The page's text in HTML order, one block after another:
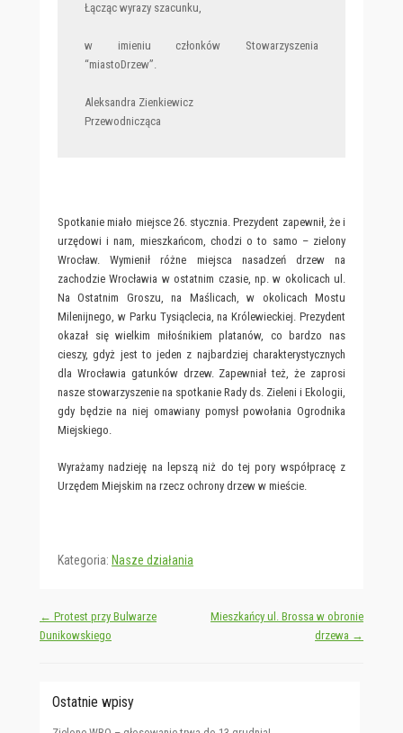
Łącząc wyrazy szacunku,
w imieniu członków Stowarzyszenia
“miastoDrzew”.
Aleksandra Zienkiewicz
Przewodnicząca
Spotkanie miało miejsce 26. stycznia. Prezydent zapewnił, że i
urzędowi i nam, mieszkańcom, chodzi o to samo – zielony
Wrocław. Wymienił różne miejsca nasadzeń drzew na
zachodzie Wrocławia w ostatnim czasie, np. w okolicach ul.
Na Ostatnim Groszu, na Maślicach, w okolicach Mostu
Milenijnego, w Parku Tysiąclecia, na Królewieckiej. Prezydent
okazał się wielkim miłośnikiem platanów, co bardzo nas
cieszy, gdyż jest to jeden z najbardziej charakterystycznych
dla Wrocławia gatunków drzew. Zapewniał też, że zaprosi
nasze stowarzyszenie na spotkanie Rady ds. Zieleni i Ekologii,
gdy będzie na niej omawiany pomysł powołania Ogrodnika
Miejskiego.
Wyrażamy nadzieję na lepszą niż do tej pory współpracę z
Urzędem Miejskim na rzecz ochrony drzew w mieście.
Kategoria: Nasze działania
Post navigation
← Protest przy Bulwarze
Dunikowskiego
Mieszkańcy ul. Brossa w obronie
drzewa →
Ostatnie wpisy